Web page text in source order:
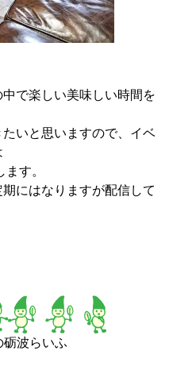
で楽しい美味しい時間を
いと思いますので、イベ
す。
にはなりますが配信して
砺波らいふ